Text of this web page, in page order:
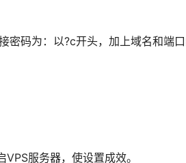
码为：以?c开头，加上域名和端口
服务器，使设置成效。